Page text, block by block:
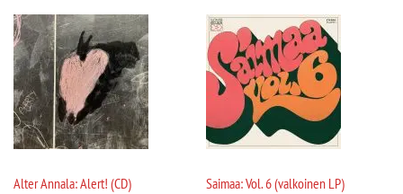
Alter Annala: Alert! (CD)
Saimaa: Vol. 6 (valkoinen LP)